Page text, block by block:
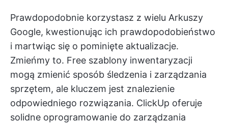
Prawdopodobnie korzystasz z wielu Arkuszy
Google, kwestionując ich prawdopodobieństwo
i martwiąc się o pominięte aktualizacje.
Zmieńmy to. Free szablony inwentaryzacji
mogą zmienić sposób śledzenia i zarządzania
sprzętem, ale kluczem jest znalezienie
odpowiedniego rozwiązania. ClickUp oferuje
solidne oprogramowanie do zarządzania